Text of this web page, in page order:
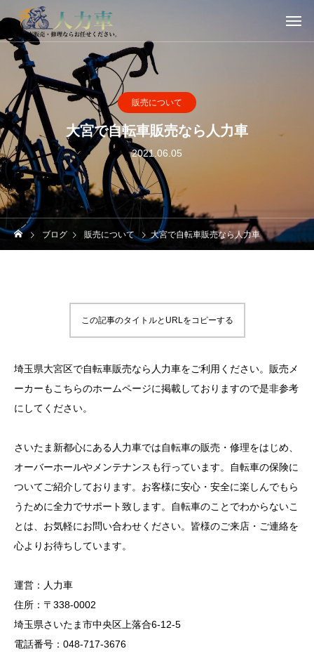
販売について
大宮で自転車販売なら人力車
2021.06.05
ブログ 販売について 大宮で自転車販売なら人力車
この記事のタイトルとURLをコピーする
埼玉県大宮区で自転車販売なら人力車をご利用ください。販売メ
ーカーもこちらのホームページに掲載しておりますので是非参考
にしてください。
さいたま新都心にある人力車では自転車の販売・修理をはじめ、
オーバーホールやメンテナンスも行っています。自転車の保険に
ついてご紹介しております。お客様に安心・安全に楽しんでもら
うために全力でサポート致します。自転車のことでわからないこ
とは、お気軽にお問い合わせください。皆様のご来店・ご連絡を
心よりお待ちしています。
運営：人力車
住所：〒338-0002
埼玉県さいたま市中央区上落合6-12-5
電話番号：048-717-3676